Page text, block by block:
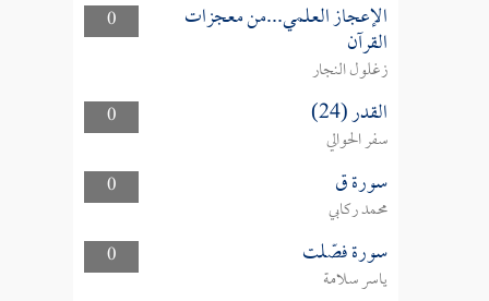
0 الإعجاز العلمي...من معجزات
القرآن
زغلول النجار
0
القدر (24)
سفر الحوالي
0
سورة ق
محمد ركابي
0
سورة فصّلت
ياسر سلامة